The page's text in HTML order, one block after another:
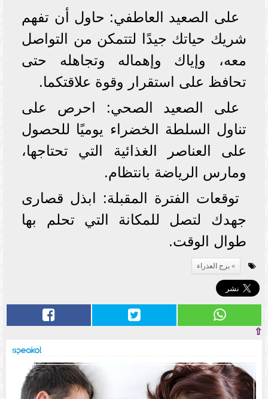
على الصعيد العاطفي: حاول أن تفهم
شريك حياتك جيدًا لتتمكن من التواصل
معه، وإياك وإهماله وتجاهله حتى
تحافظ على استقرار وقوة علاقتكما.
على الصعيد الصحي: احرص على
تناول السلطة الخضراء يوميًا للحصول
على العناصر الغذائية التي تحتاجها،
ومارس الرياضة بانتظام.
توقعات الفترة المقبلة: ابذل قصارى
جهدك لتصل للمكانة التي تحلم بها
طوال الوقت.
برج العذراء
⇧